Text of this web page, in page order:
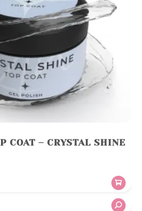
COAT – CRYSTAL SHINE